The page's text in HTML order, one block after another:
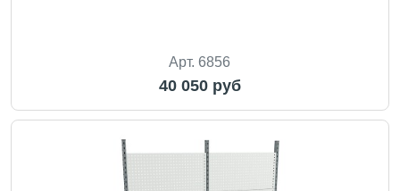
Арт. 6856
40 050 руб